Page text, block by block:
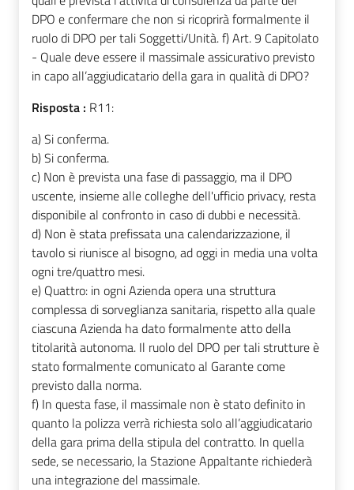
DPO e confermare che non si ricoprirà formalmente il
ruolo di DPO per tali Soggetti/Unità. f) Art. 9 Capitolato
- Quale deve essere il massimale assicurativo previsto
in capo all’aggiudicatario della gara in qualità di DPO?
Risposta : R11:
a) Si conferma.
b) Si conferma.
c) Non è prevista una fase di passaggio, ma il DPO
uscente, insieme alle colleghe dell'ufficio privacy, resta
disponibile al confronto in caso di dubbi e necessità.
d) Non è stata prefissata una calendarizzazione, il
tavolo si riunisce al bisogno, ad oggi in media una volta
ogni tre/quattro mesi.
e) Quattro: in ogni Azienda opera una struttura
complessa di sorveglianza sanitaria, rispetto alla quale
ciascuna Azienda ha dato formalmente atto della
titolarità autonoma. Il ruolo del DPO per tali strutture è
stato formalmente comunicato al Garante come
previsto dalla norma.
f) In questa fase, il massimale non è stato definito in
quanto la polizza verrà richiesta solo all’aggiudicatario
della gara prima della stipula del contratto. In quella
sede, se necessario, la Stazione Appaltante richiederà
una integrazione del massimale.